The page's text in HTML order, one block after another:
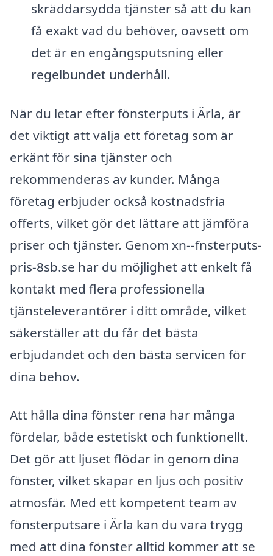
skräddarsydda tjänster så att du kan
få exakt vad du behöver, oavsett om
det är en engångsputsning eller
regelbundet underhåll.
När du letar efter fönsterputs i Ärla, är
det viktigt att välja ett företag som är
erkänt för sina tjänster och
rekommenderas av kunder. Många
företag erbjuder också kostnadsfria
offerts, vilket gör det lättare att jämföra
priser och tjänster. Genom xn--fnsterputs-
pris-8sb.se har du möjlighet att enkelt få
kontakt med flera professionella
tjänsteleverantörer i ditt område, vilket
säkerställer att du får det bästa
erbjudandet och den bästa servicen för
dina behov.
Att hålla dina fönster rena har många
fördelar, både estetiskt och funktionellt.
Det gör att ljuset flödar in genom dina
fönster, vilket skapar en ljus och positiv
atmosfär. Med ett kompetent team av
fönsterputsare i Ärla kan du vara trygg
med att dina fönster alltid kommer att se